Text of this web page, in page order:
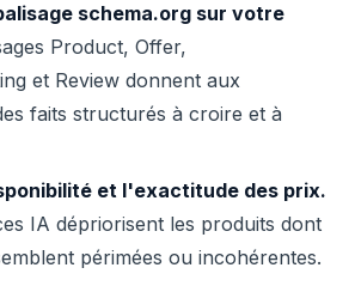
schema.org sur votre
Product, Offer,
et Review donnent aux
faits structurés à croire et à
et l'exactitude des prix.
IA dépriorisent les produits dont
périmées ou incohérentes.